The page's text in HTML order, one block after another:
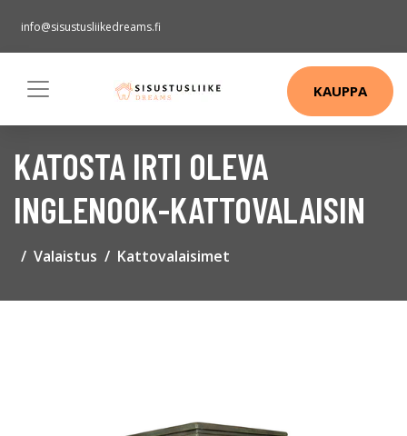
info@sisustusliikedreams.fi
KAUPPA
KATOSTA IRTI OLEVA
INGLENOOK-KATTOVALAISIN
Valaistus Kattovalaisimet